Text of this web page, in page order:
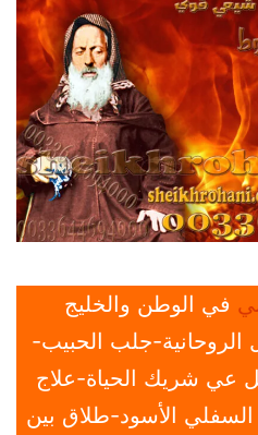
في الوطن والخليج
الروحانية-جلب الحبيب-
عي شريك الحياة-علاج
الأسود-طلاق بين